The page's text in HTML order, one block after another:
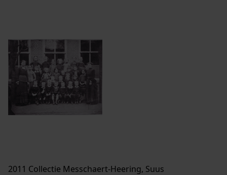
2011 Collectie Messchaert-Heering, Suus